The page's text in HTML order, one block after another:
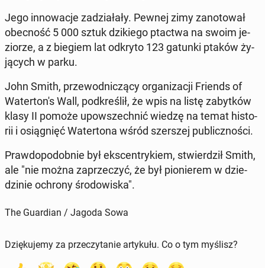
Jego in­no­wa­cje za­dzia­ła­ły. Pewnej zimy za­no­to­wał
obec­ność 5 000 sztuk dzi­kie­go ptactwa na swoim je­
zio­rze, a z biegiem lat odkryto 123 gatunki ptaków ży­
ją­cych w parku.
John Smith, prze­wod­ni­czą­cy or­ga­ni­za­cji Friends of
Wa­ter­to­n's Wall, pod­kre­ślił, że wpis na listę za­byt­ków
klasy II pomoże upo­wszech­nić wiedzę na temat hi­sto­
rii i osią­gnięć Wa­ter­to­na wśród szer­szej pu­blicz­no­ści.
Praw­do­po­dob­nie był eks­cen­try­kiem, stwier­dził Smith,
ale "nie można za­prze­czyć, że był pio­nie­rem w dzie­
dzi­nie ochrony śro­do­wi­ska".
The Guardian / Jagoda Sowa
Dziękujemy za przeczytanie artykułu. Co o tym myślisz?